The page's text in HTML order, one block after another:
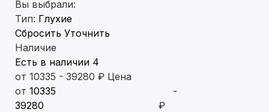
Вы выбрали:
Тип: Глухие
Сбросить Уточнить
Наличие
Есть в наличии 4
от 10335 - 39280 ₽ Цена
от
-
₽
Двустворчатые
С алюминиевой кромкой
С патиной
Глянцевые